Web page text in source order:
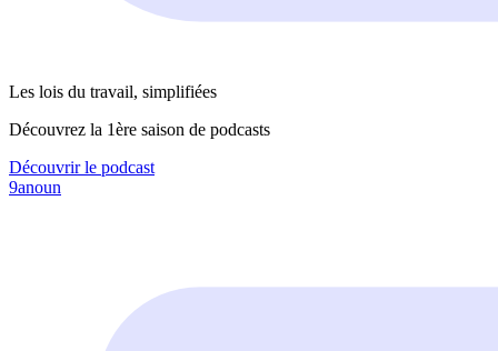
Les lois du travail, simplifiées
Découvrez la 1ère saison de podcasts
Découvrir le podcast
9anoun